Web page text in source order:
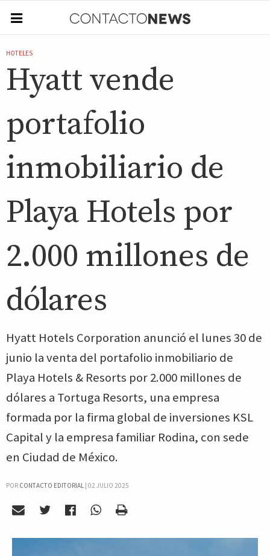
HOTELES
Hyatt vende
portafolio
inmobiliario de
Playa Hotels por
2.000 millones de
dólares
Hyatt Hotels Corporation anunció el lunes 30 de
junio la venta del portafolio inmobiliario de
Playa Hotels & Resorts por 2.000 millones de
dólares a Tortuga Resorts, una empresa
formada por la firma global de inversiones KSL
Capital y la empresa familiar Rodina, con sede
en Ciudad de México.
POR CONTACTO EDITORIAL| 02 JULIO 2025